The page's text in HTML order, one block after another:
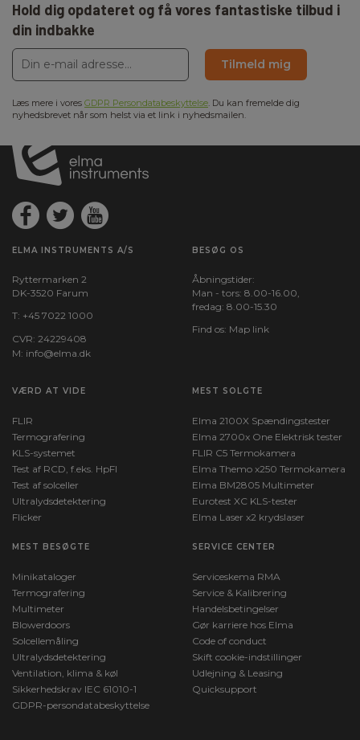
Hold dig opdateret og få vores fantastiske tilbud i
din indbakke
Tilmeld mig
Læs mere i vores GDPR Persondatabeskyttelse. Du kan fremelde dig
nyhedsbrevet når som helst via et link i nyhedsmailen.
ELMA INSTRUMENTS A/S
Ryttermarken 2
DK-3520 Farum
T: +45 7022 1000
CVR: 24229408
M: info@elma.dk
BESØG OS
Åbningstider:
Man - tors: 8.00-16.00,
fredag: 8.00-15.30
Find os: Map link
VÆRD AT VIDE
FLIR
Termografering
KLS-systemet
Test af RCD, f.eks. HpFI
Test af solceller
Ultralydsdetektering
Flicker
MEST SOLGTE
Elma 2100X Spændingstester
Elma 2700x One Elektrisk tester
FLIR C5 Termokamera
Elma Themo x250 Termokamera
Elma BM2805 Multimeter
Eurotest XC KLS-tester
Elma Laser x2 krydslaser
MEST BESØGTE
Minikataloger
Termografering
Multimeter
Blowerdoors
Solcellemåling
Ultralydsdetektering
Ventilation, klima & køl
Sikkerhedskrav IEC 61010-1
GDPR-persondatabeskyttelse
SERVICE CENTER
Serviceskema RMA
Service & Kalibrering
Handelsbetingelser
Gør karriere hos Elma
Code of conduct
Skift cookie-indstillinger
Udlejning & Leasing
Quicksupport